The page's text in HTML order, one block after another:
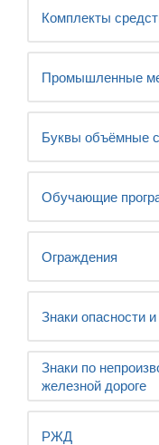
Комплекты
Промышленные
Буквы объёмные
Обучающие
Ограждения
Знаки опасности
Знаки по
железной дороге
РЖД